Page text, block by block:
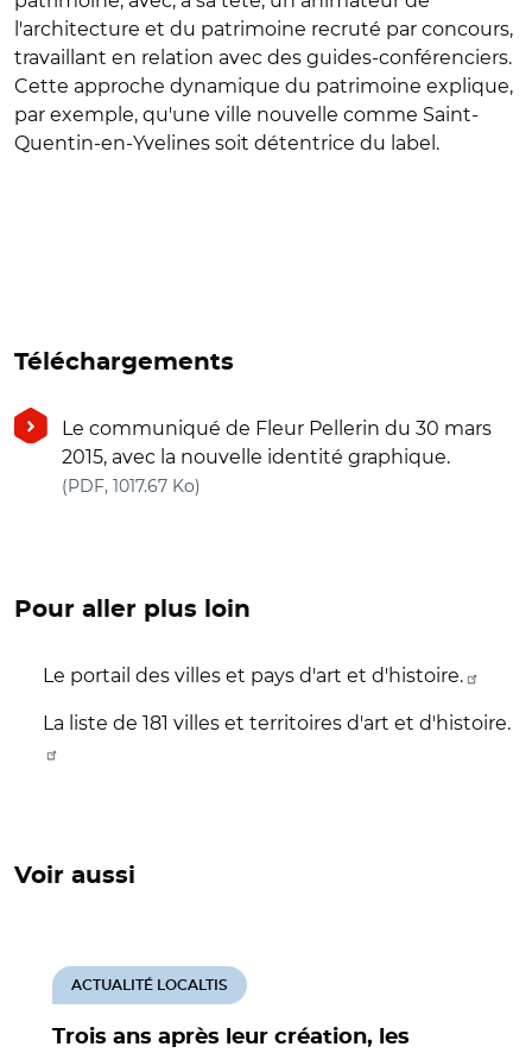
l'architecture et du patrimoine recruté par concours,
travaillant en relation avec des guides-conférenciers.
Cette approche dynamique du patrimoine explique,
par exemple, qu'une ville nouvelle comme Saint-
Quentin-en-Yvelines soit détentrice du label.
Téléchargements
Le communiqué de Fleur Pellerin du 30 mars
2015, avec la nouvelle identité graphique.
(PDF, 1017.67 Ko)
Pour aller plus loin
Le portail des villes et pays d'art et d'histoire.
La liste de 181 villes et territoires d'art et d'histoire.
Voir aussi
Trois ans après leur création, les
ACTUALITÉ LOCALTIS